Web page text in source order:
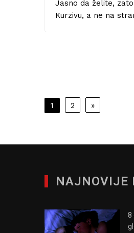
04/04/2019
se tek uključili,
12/02/2019
knjižnice i
stranici.